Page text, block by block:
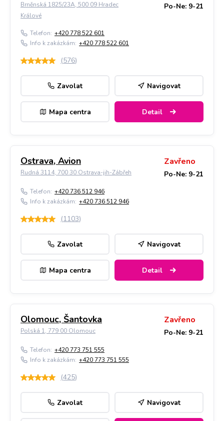
Brněnská 1825/23A, 500 09 Hradec
Králové
Po-Ne: 9-21
Telefon: +420 778 522 601
Info k zakázkám: +420 778 522 601
(576)
Zavolat Navigovat
Mapa centra Detail
Ostrava, Avion
Rudná 3114, 700 30 Ostrava-jih-Zábřeh
Zavřeno
Po-Ne: 9-21
Telefon: +420 736 512 946
Info k zakázkám: +420 736 512 946
(1103)
Zavolat Navigovat
Mapa centra Detail
Olomouc, Šantovka
Polská 1, 779 00 Olomouc
Zavřeno
Po-Ne: 9-21
Telefon: +420 773 751 555
Info k zakázkám: +420 773 751 555
(425)
Zavolat Navigovat